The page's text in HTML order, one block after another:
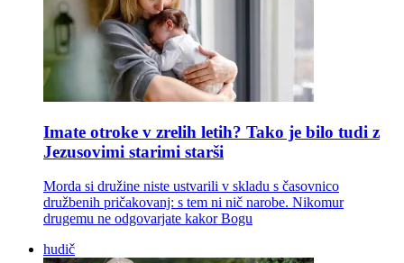
Imate otroke v zrelih letih? Tako je bilo tudi z
Jezusovimi starimi starši
Morda si družine niste ustvarili v skladu s časovnico
družbenih pričakovanj: s tem ni nič narobe. Nikomur
drugemu ne odgovarjate kakor Bogu
hudič